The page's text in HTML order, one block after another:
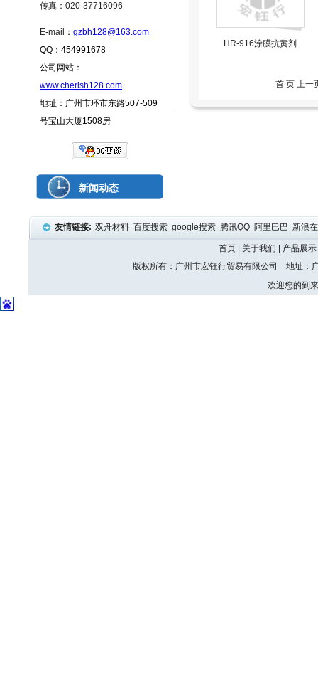
传真：020-37716096
E-mail ： gzbh128@163.com
QQ：454991678
公司网站：
www.cherish128.com
地址：广州市环市东路507-509
号宝山大厦1508房
新闻动态
HR-916涂膜抗黄剂
首 页 上一
友情链接: 双舟材料 百度搜索 google搜索 腾讯QQ 阿里巴巴 新浪
首页 关于我们 产品展示
版权所有：广州市宏钰行贸易有限公司 地址
欢迎您的到